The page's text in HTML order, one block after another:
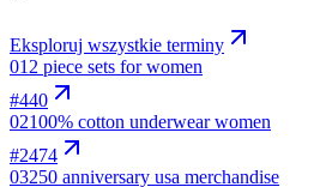
Eksploruj wszystkie terminy
012 piece sets for women
#440
02100% cotton underwear women
#2474
03250 anniversary usa merchandise